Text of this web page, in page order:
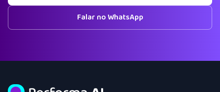
Falar no WhatsApp